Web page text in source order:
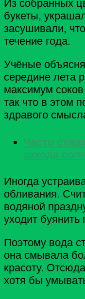
Из собранных
букеты,
засушивали,
течение года.
Учёные
середине лета
максимум
так что в этом
здравого
Часто
захода
Иногда
обливания.
водяной
уходит
Поэтому вода
она смывала
красоту.
хотя бы